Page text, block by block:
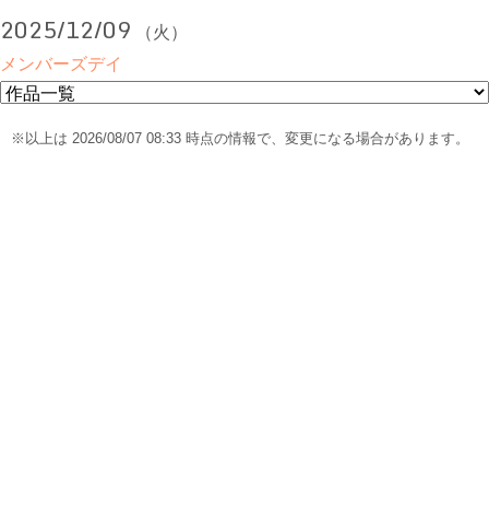
2025/12/09 （火）
メンバーズデイ
※以上は 2026/08/07 08:33 時点の情報で、変更になる場合があります。